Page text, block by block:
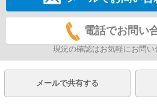
電話でお問い
現況の確認はお気軽にお問い
メールで共有する